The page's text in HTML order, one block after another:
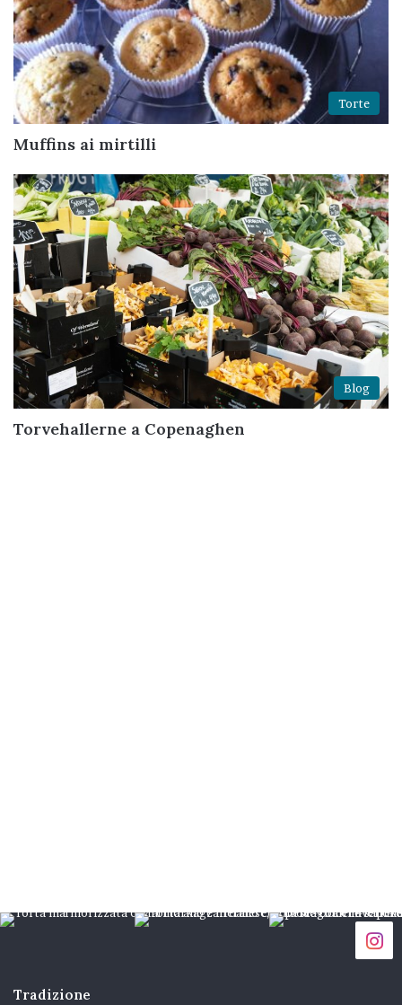
Torte
Muffins ai mirtilli
Blog
Torvehallerne a Copenaghen
Tradizione